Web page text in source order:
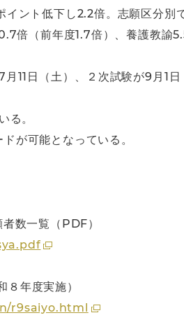
ント低下し2.2倍。志願区分別
（前年度1.7倍）、養護教諭
11日（土）、２次試験が9月1
る。
が可能となっている。
数一覧（PDF）
年度実施）
r9saiyo.html